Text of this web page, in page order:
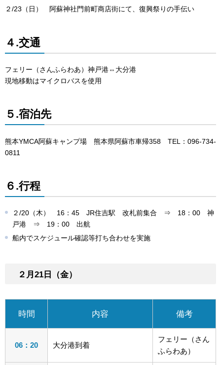
２/23（日） 阿蘇神社門前町商店街にて、復興祭りの手伝い
４.交通
フェリー（さんふらわあ）神戸港⇔大分港
現地移動はマイクロバスを使用
５.宿泊先
熊本YMCA阿蘇キャンプ場 熊本県阿蘇市車帰358 TEL：096-734-
0811
６.行程
２/20（木） 16：45 JR住吉駅 改札前集合 ⇒ 18：00 神
戸港 ⇒ 19：00 出航
船内でスケジュール確認等打ち合わせを実施
２月21日（金）
時間 内容 備考
06：20 大分港到着
フェリー（さん
ふらわあ）